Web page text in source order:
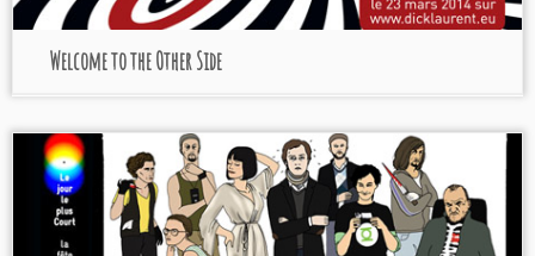
Welcome to the Other Side